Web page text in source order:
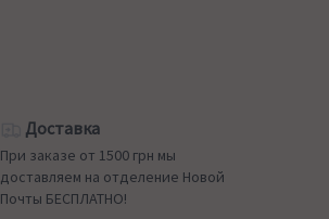
Доставка
При заказе от 1500 грн мы
доставляем на отделение Новой
Почты БЕСПЛАТНО!